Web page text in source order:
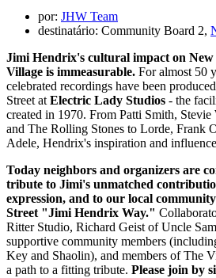
por: JHW Team
destinatário: Community Board 2,
Jimi Hendrix's cultural impact on
Village is immeasurable. For almost 50
celebrated recordings have been
Street atElectric Lady Studios - the
created in 1970. From Patti Smith,
and The Rolling Stones to Lorde, Frank
Adele, Hendrix's inspiration and
Today neighbors and organizers are
tribute to Jimi's unmatched
expression, and to our local
Street "Jimi Hendrix Way."
Ritter Studio, Richard Geist of Uncle
supportive community members
Key and Shaolin), and members of The
a path to a fitting tribute. Please join by